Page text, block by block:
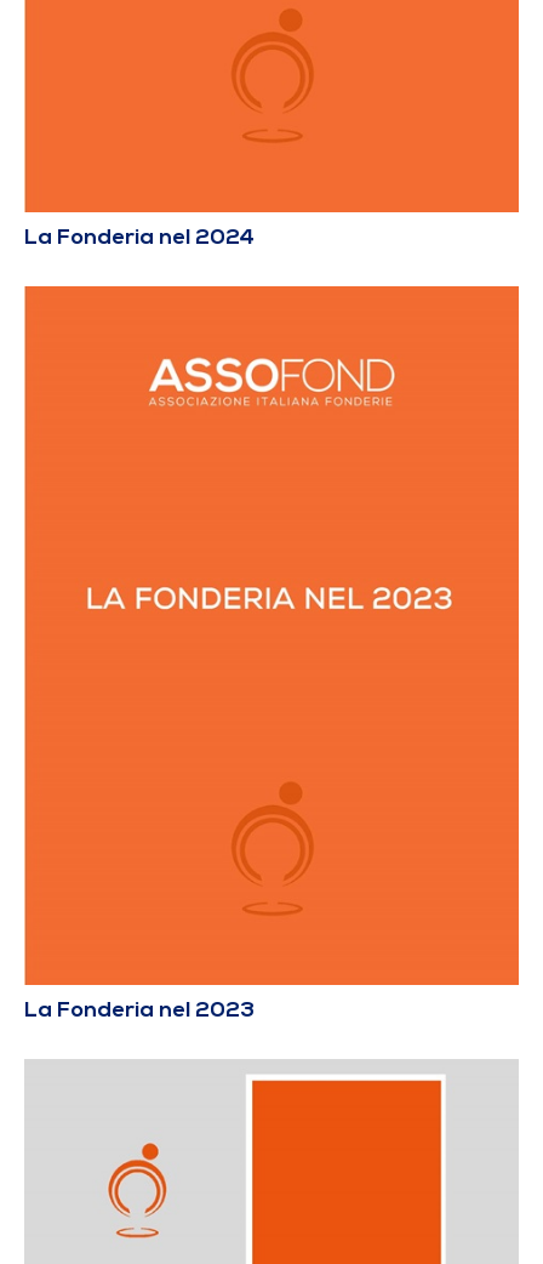
La Fonderia nel 2024
La Fonderia nel 2023